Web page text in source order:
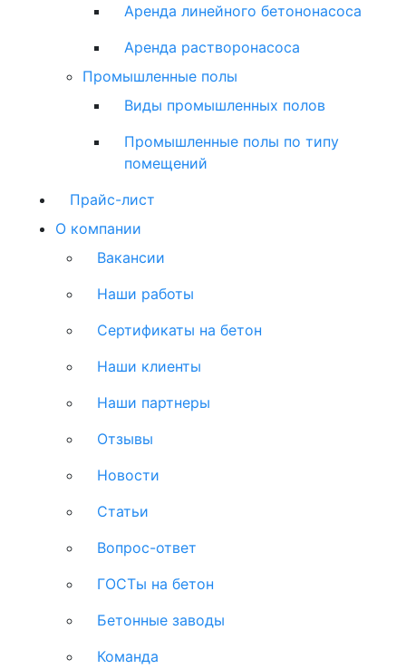
Аренда линейного бетононасоса
Аренда растворонасоса
Промышленные полы
Виды промышленных полов
Промышленные полы по типу
помещений
Прайс-лист
О компании
Вакансии
Наши работы
Сертификаты на бетон
Наши клиенты
Наши партнеры
Отзывы
Новости
Статьи
Вопрос-ответ
ГОСТы на бетон
Бетонные заводы
Команда